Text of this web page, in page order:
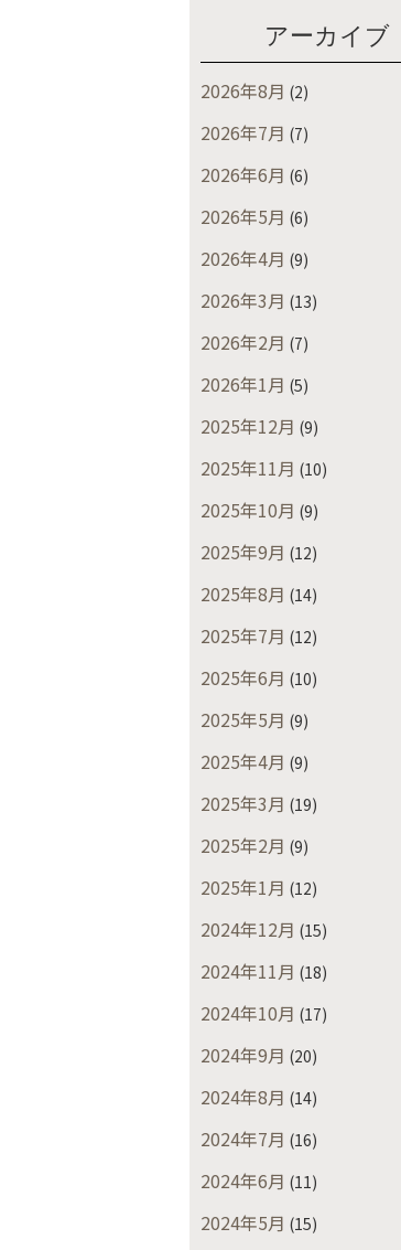
アーカイブ
2026年8月 (2)
2026年7月 (7)
2026年6月 (6)
2026年5月 (6)
2026年4月 (9)
2026年3月 (13)
2026年2月 (7)
2026年1月 (5)
2025年12月 (9)
2025年11月 (10)
2025年10月 (9)
2025年9月 (12)
2025年8月 (14)
2025年7月 (12)
2025年6月 (10)
2025年5月 (9)
2025年4月 (9)
2025年3月 (19)
2025年2月 (9)
2025年1月 (12)
2024年12月 (15)
2024年11月 (18)
2024年10月 (17)
2024年9月 (20)
2024年8月 (14)
2024年7月 (16)
2024年6月 (11)
2024年5月 (15)